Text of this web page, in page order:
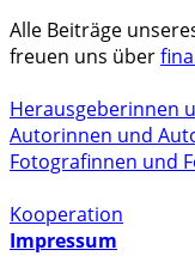
Alle Beiträge
freuen uns über
Herausgeberinnen
Autorinnen und
Fotografinnen und
Kooperation
Impressum